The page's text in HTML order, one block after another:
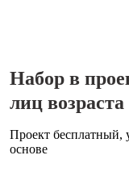
Набор в
лиц возраста
Проект бесплатный,
основе